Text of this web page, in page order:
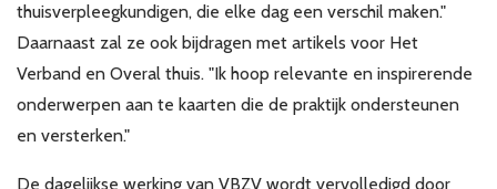
thuisverpleegkundigen, die elke dag een verschil maken."
Daarnaast zal ze ook bijdragen met artikels voor Het
Verband en Overal thuis. "Ik hoop relevante en inspirerende
onderwerpen aan te kaarten die de praktijk ondersteunen
en versterken."
De dagelijkse werking van VBZV wordt vervolledigd door